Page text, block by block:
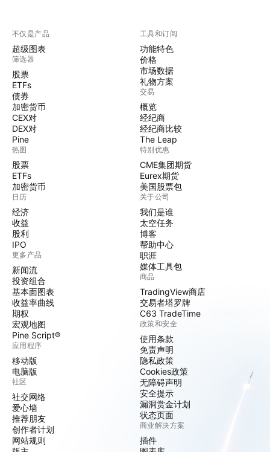
不仅是产品
超级图表
筛选器
股票
ETFs
债券
加密货币
CEX对
DEX对
Pine
热图
股票
ETFs
加密货币
日历
经济
收益
股利
IPO
更多产品
新闻流
投资组合
基本面图表
收益率曲线
期权
宏观地图
Pine Script®
应用程序
移动版
电脑版
社区
社交网络
爱心墙
推荐朋友
创作者计划
网站规则
工具和订阅
功能特色
价格
市场数据
礼物方案
交易
概览
经纪商
经纪商比较
The Leap
特别优惠
CME集团期货
Eurex期货
美国股票包
关于公司
我们是谁
太空任务
博客
帮助中心
职涯
媒体工具包
商品
TradingView商店
交易者塔罗牌
C63 TradeTime
政策和安全
使用条款
免责声明
隐私政策
Cookies政策
无障碍声明
安全提示
漏洞赏金计划
状态页面
商业解决方案
插件